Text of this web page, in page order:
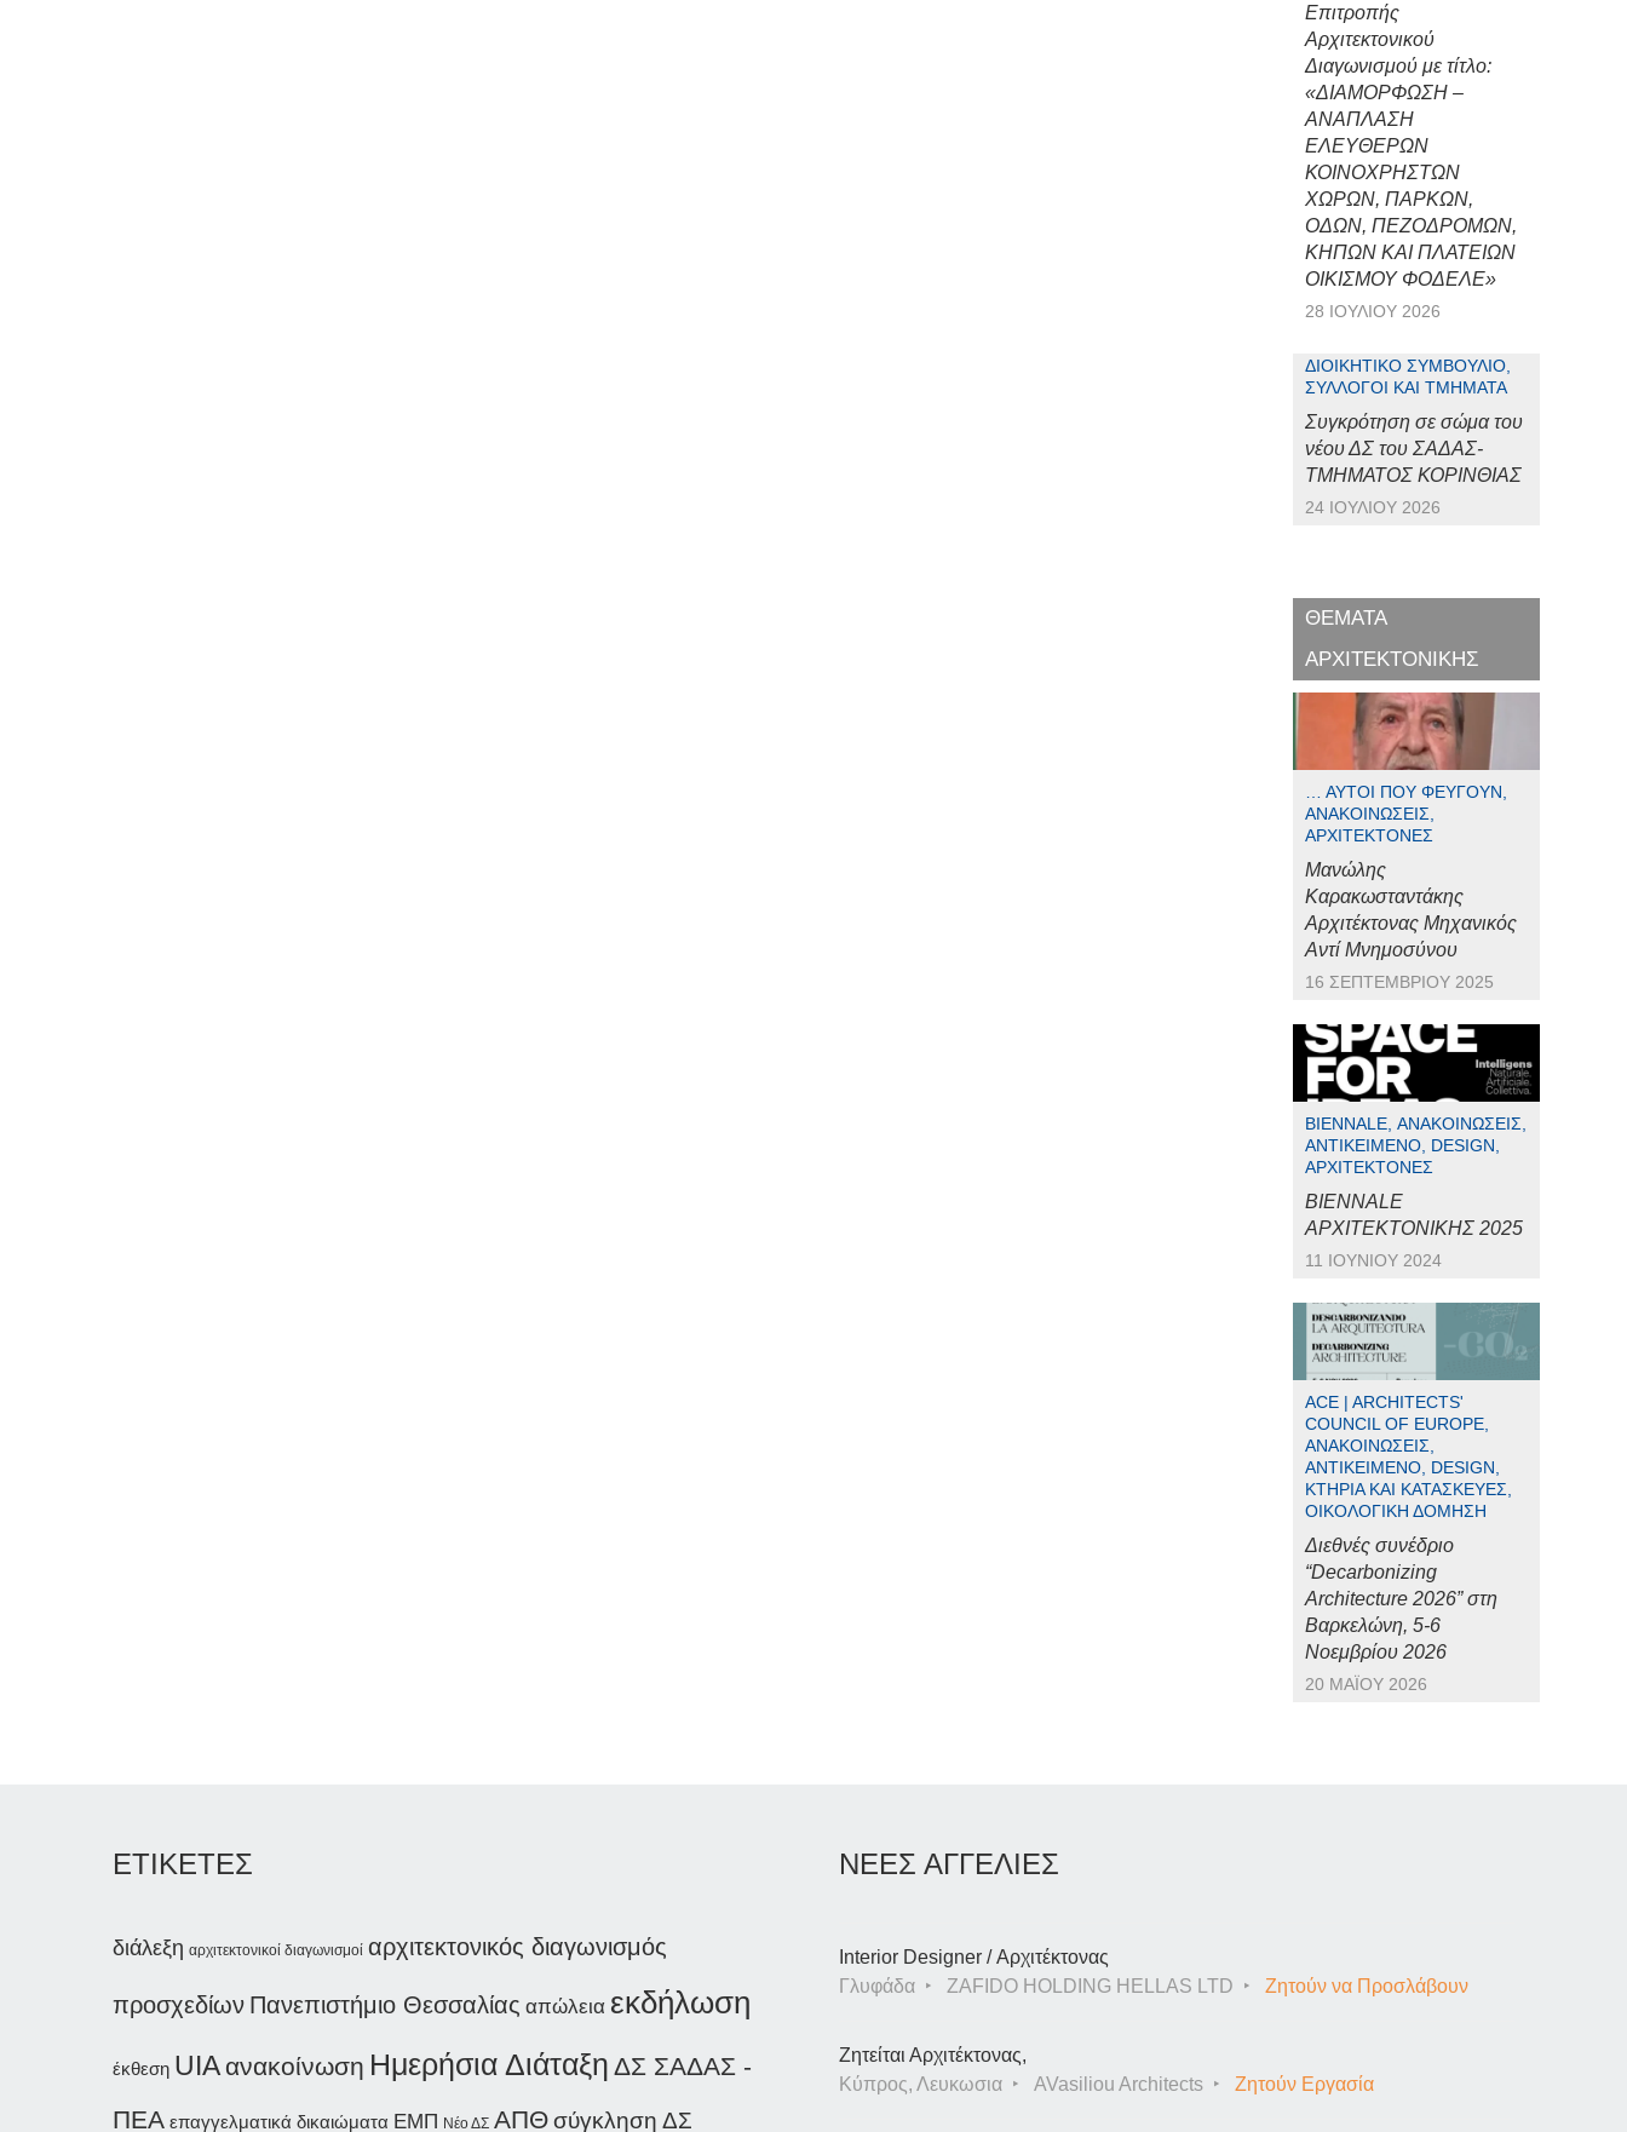
Επιτροπής
Αρχιτεκτονικού
Διαγωνισμού με τίτλο:
«ΔΙΑΜΟΡΦΩΣΗ –
ΑΝΑΠΛΑΣΗ
ΕΛΕΥΘΕΡΩΝ
ΚΟΙΝΟΧΡΗΣΤΩΝ
ΧΩΡΩΝ, ΠΑΡΚΩΝ,
ΟΔΩΝ, ΠΕΖΟΔΡΟΜΩΝ,
ΚΗΠΩΝ ΚΑΙ ΠΛΑΤΕΙΩΝ
ΟΙΚΙΣΜΟΥ ΦΟΔΕΛΕ»
28 ΙΟΥΛΊΟΥ 2026
ΔΙΟΙΚΗΤΙΚΌ ΣΥΜΒΟΎΛΙΟ,
ΣΎΛΛΟΓΟΙ ΚΑΙ ΤΜΉΜΑΤΑ
Συγκρότηση σε σώμα του
νέου ΔΣ του ΣΑΔΑΣ-
ΤΜΗΜΑΤΟΣ ΚΟΡΙΝΘΙΑΣ
24 ΙΟΥΛΊΟΥ 2026
ΘΕΜΑΤΑ
ΑΡΧΙΤΕΚΤΟΝΙΚΗΣ
… ΑΥΤΟΊ ΠΟΥ ΦΕΎΓΟΥΝ,
ΑΝΑΚΟΙΝΏΣΕΙΣ,
ΑΡΧΙΤΈΚΤΟΝΕΣ
Μανώλης
Καρακωσταντάκης
Αρχιτέκτονας Μηχανικός
Αντί Μνημοσύνου
16 ΣΕΠΤΕΜΒΡΊΟΥ 2025
BIENNALE, ΑΝΑΚΟΙΝΏΣΕΙΣ,
ΑΝΤΙΚΕΊΜΕΝΟ, DESIGN,
ΑΡΧΙΤΈΚΤΟΝΕΣ
BIENNALE
ΑΡΧΙΤΕΚΤΟΝΙΚΗΣ 2025
11 ΙΟΥΝΊΟΥ 2024
ACE | ARCHITECTS'
COUNCIL OF EUROPE,
ΑΝΑΚΟΙΝΏΣΕΙΣ,
ΑΝΤΙΚΕΊΜΕΝΟ, DESIGN,
ΚΤΉΡΙΑ ΚΑΙ ΚΑΤΑΣΚΕΥΈΣ,
ΟΙΚΟΛΟΓΙΚΉ ΔΌΜΗΣΗ
Διεθνές συνέδριο
“Decarbonizing
Architecture 2026” στη
Βαρκελώνη, 5-6
Νοεμβρίου 2026
20 ΜΑΪ́ΟΥ 2026
ΕΤΙΚΕΤΕΣ
διάλεξη αρχιτεκτονικοί διαγωνισμοί αρχιτεκτονικός διαγωνισμός
προσχεδίων Πανεπιστήμιο Θεσσαλίας απώλεια εκδήλωση
έκθεση UIA ανακοίνωση Ημερήσια Διάταξη ΔΣ ΣΑΔΑΣ -
ΠΕΑ επαγγελματικά δικαιώματα ΕΜΠ Νέο ΔΣ ΑΠΘ σύγκληση ΔΣ
ΝΕΕΣ ΑΓΓΕΛΙΕΣ
Interior Designer / Αρχιτέκτονας
Γλυφάδα
ZAFIDO HOLDING HELLAS LTD Ζητούν να Προσλάβουν
Ζητείται Αρχιτέκτονας,
Κύπρος, Λευκωσια
AVasiliou Architects Ζητούν Εργασία